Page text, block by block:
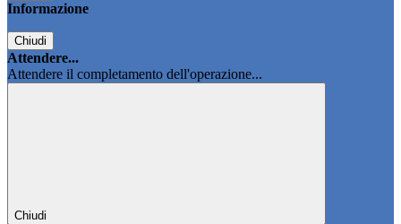
Informazione
Chiudi
Attendere...
Attendere il completamento dell'operazione...
Chiudi